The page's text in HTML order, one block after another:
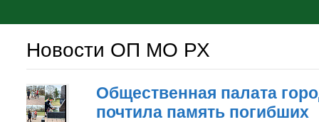
Новости ОП МО РХ
Общественная палата
почтила память погибших